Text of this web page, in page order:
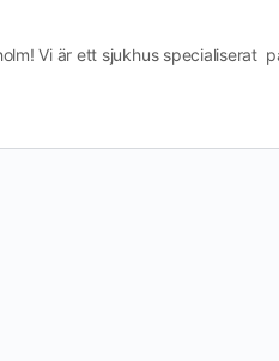
Vi är ett sjukhus specialiserat